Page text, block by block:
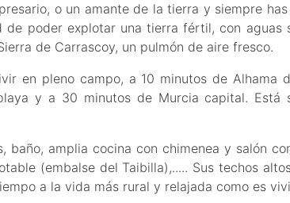
o un amante de la tierra y siempre
de poder explotar una tierra fértil, con aguas
de Carrascoy, un pulmón de aire fresco.
en pleno campo, a 10 minutos de Alhama
y a 30 minutos de Murcia capital. Está
baño, amplia cocina con chimenea y salón
(embalse del Taibilla),..... Sus techos
a la vida más rural y relajada como es